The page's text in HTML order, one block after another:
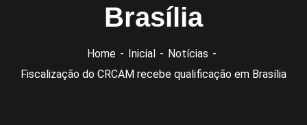
Brasília
Home Inicial
Notícias
Fiscalização do CRCAM recebe qualificação em Brasília